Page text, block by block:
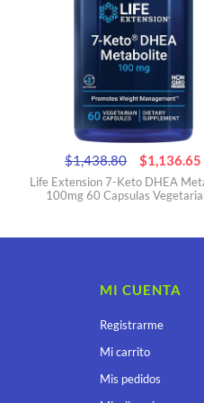
$1,438.80 $1,136.65
Life Extension 7-Keto DHEA
100mg 60 Capsulas
MI CUENTA
Registrarme
Mi carrito
Mis pedidos